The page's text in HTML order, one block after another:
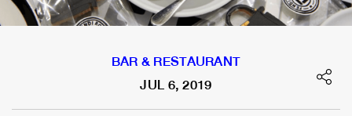
BAR & RESTAURANT
JUL 6, 2019